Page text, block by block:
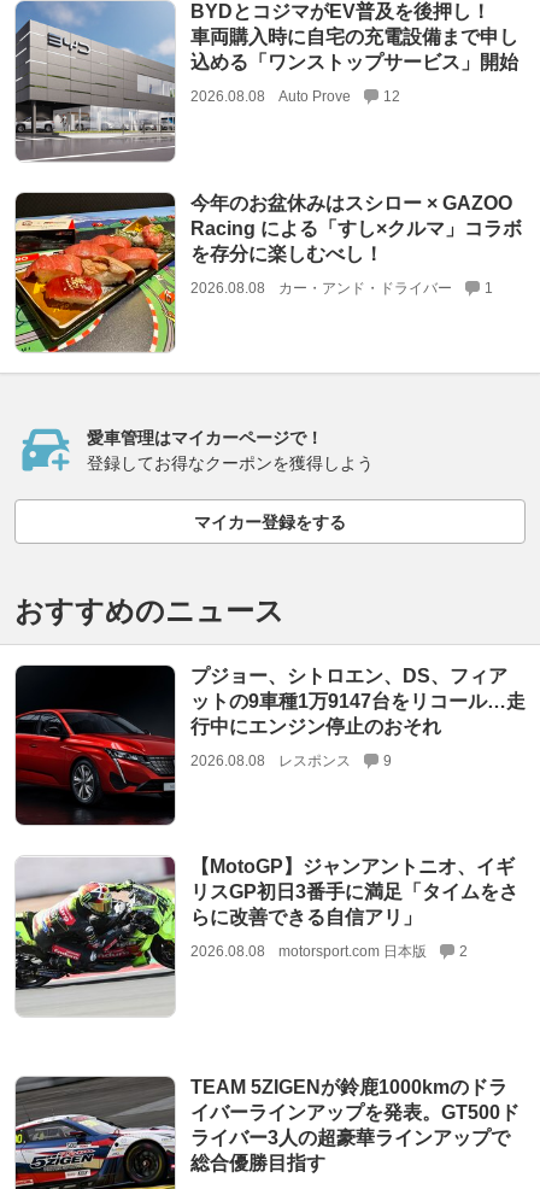
BYDとコジマがEV普及を後押し！
車両購入時に自宅の充電設備まで申し
込める「ワンストップサービス」開始
2026.08.08 Auto Prove 12
今年のお盆休みはスシロー × GAZOO
Racing による「すし×クルマ」コラボ
を存分に楽しむべし！
2026.08.08 カー・アンド・ドライバー 1
愛車管理はマイカーページで！
登録してお得なクーポンを獲得しよう
マイカー登録をする
おすすめのニュース
プジョー、シトロエン、DS、フィア
ットの9車種1万9147台をリコール…走
行中にエンジン停止のおそれ
2026.08.08 レスポンス 9
【MotoGP】ジャンアントニオ、イギ
リスGP初日3番手に満足「タイムをさ
らに改善できる自信アリ」
2026.08.08 motorsport.com 日本版 2
TEAM 5ZIGENが鈴鹿1000kmのドラ
イバーラインアップを発表。GT500ド
ライバー3人の超豪華ラインアップで
総合優勝目指す